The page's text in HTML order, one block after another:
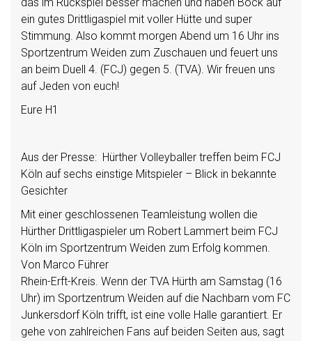
ein gutes Drittligaspiel mit voller Hütte und super
Stimmung. Also kommt morgen Abend um 16 Uhr ins
Sportzentrum Weiden zum Zuschauen und feuert uns
an beim Duell 4. (FCJ) gegen 5. (TVA). Wir freuen uns
auf Jeden von euch!
Eure H1
Aus der Presse: Hürther Volleyballer treffen beim FCJ
Köln auf sechs einstige Mitspieler – Blick in bekannte
Gesichter
Mit einer geschlossenen Teamleistung wollen die
Hürther Drittligaspieler um Robert Lammert beim FCJ
Köln im Sportzentrum Weiden zum Erfolg kommen.
Von Marco Führer
Rhein-Erft-Kreis. Wenn der TVA Hürth am Samstag (16
Uhr) im Sportzentrum Weiden auf die Nachbarn vom FC
Junkersdorf Köln trifft, ist eine volle Halle garantiert. Er
gehe von zahlreichen Fans auf beiden Seiten aus, sagt